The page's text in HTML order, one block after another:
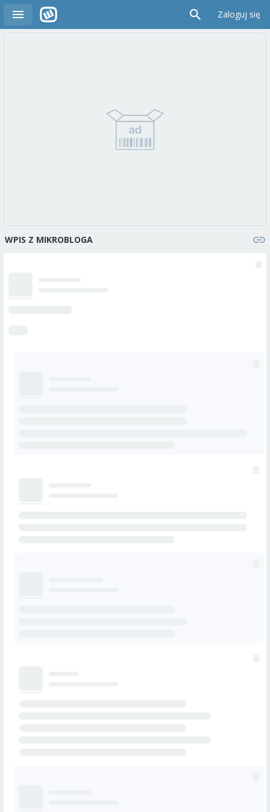
Zaloguj się
WPIS Z MIKROBLOGA